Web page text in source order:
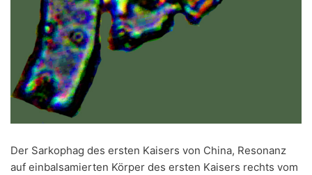
Der Sarkophag des ersten Kaisers von China, Resonanz
auf einbalsamierten Körper des ersten Kaisers rechts vom